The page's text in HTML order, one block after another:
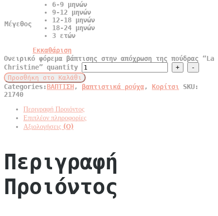
Μέγεθος
6-9 μηνών
9-12 μηνών
12-18 μηνών
18-24 μηνών
3 ετών
Εκκαθάριση
Ονειρικό φόρεμα βάπτισης στην απόχρωση της πούδρας “La
Christine” quantity
Προσθήκη στο Καλάθι
Categories:ΒΑΠΤΙΣΗ, βαπτιστικά ρούχα, Κορίτσι
SKU:
21740
Περιγραφή Προιόντος
Επιπλέον πληροφορίες
Αξιολογήσεις (0)
Περιγραφή
Προιόντος